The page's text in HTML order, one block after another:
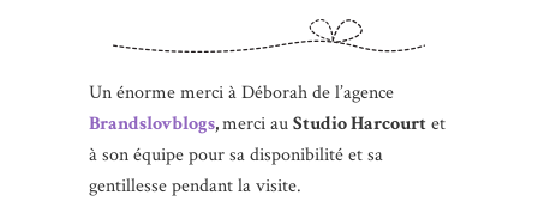
Un énorme merci à Déborah de l’agence
Brandslovblogs,merci auStudio Harcourtet
à son équipe pour sa disponibilité et sa
gentillesse pendant la visite.